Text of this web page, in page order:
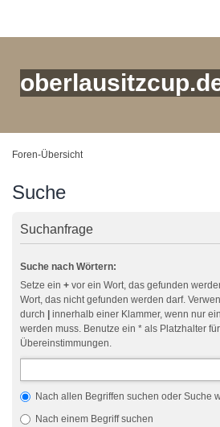
Foren-Übersicht
Suche
Suchanfrage
Suche nach Wörtern:
Setze ein + vor ein Wort, das gefunden
Wort, das nicht gefunden werden darf.
durch
innerhalb einer Klammer, wenn nur
werden muss. Benutze ein * als Platzhalter
Übereinstimmungen.
Nach allen Begriffen suchen oder Suche
Nach einem Begriff suchen